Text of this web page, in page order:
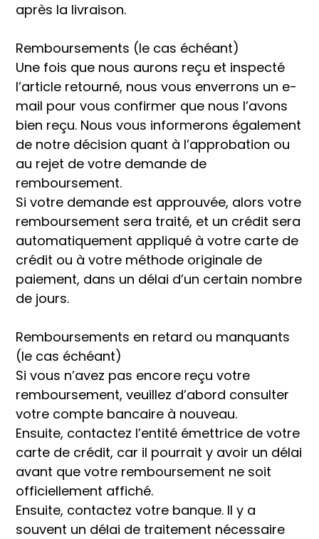
après la livraison.
Remboursements (le cas échéant)
Une fois que nous aurons reçu et inspecté
l’article retourné, nous vous enverrons un e-
mail pour vous confirmer que nous l’avons
bien reçu. Nous vous informerons également
de notre décision quant à l’approbation ou
au rejet de votre demande de
remboursement.
Si votre demande est approuvée, alors votre
remboursement sera traité, et un crédit sera
automatiquement appliqué à votre carte de
crédit ou à votre méthode originale de
paiement, dans un délai d’un certain nombre
de jours.
Remboursements en retard ou manquants
(le cas échéant)
Si vous n’avez pas encore reçu votre
remboursement, veuillez d’abord consulter
votre compte bancaire à nouveau.
Ensuite, contactez l’entité émettrice de votre
carte de crédit, car il pourrait y avoir un délai
avant que votre remboursement ne soit
officiellement affiché.
Ensuite, contactez votre banque. Il y a
souvent un délai de traitement nécessaire